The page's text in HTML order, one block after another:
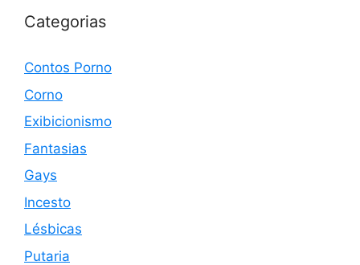
Categorias
Contos Porno
Corno
Exibicionismo
Fantasias
Gays
Incesto
Lésbicas
Putaria